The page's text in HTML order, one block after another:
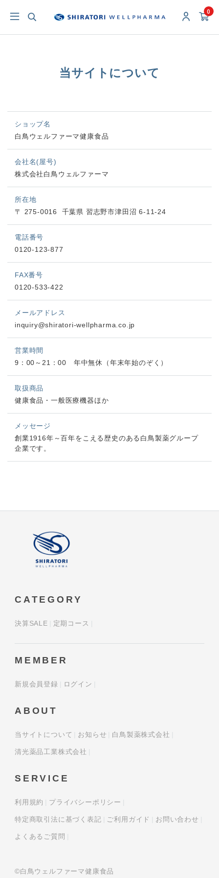
0
当サイトについて
ショップ名
白鳥ウェルファーマ健康食品
会社名(屋号)
株式会社白鳥ウェルファーマ
所在地
〒 275-0016 千葉県 習志野市津田沼 6-11-24
電話番号
0120-123-877
FAX番号
0120-533-422
メールアドレス
inquiry@shiratori-wellpharma.co.jp
営業時間
9：00～21：00 年中無休（年末年始のぞく）
取扱商品
健康食品・一般医療機器ほか
メッセージ
創業1916年～百年をこえる歴史のある白鳥製薬グループ
企業です。
CATEGORY
決算SALE 定期コース
MEMBER
新規会員登録 ログイン
ABOUT
当サイトについて お知らせ 白鳥製薬株式会社
清光薬品工業株式会社
SERVICE
利用規約 プライバシーポリシー
特定商取引法に基づく表記 ご利用ガイド お問い合わせ
よくあるご質問
©白鳥ウェルファーマ健康食品